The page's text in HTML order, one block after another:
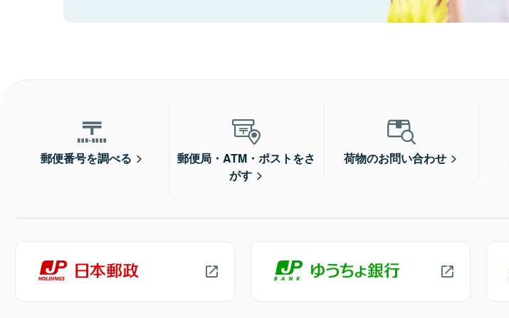
郵便番号を調べる
郵便局・ATM・ポストをさ
がす
荷物のお問い合わせ